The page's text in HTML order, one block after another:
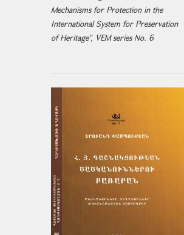
Mechanisms for Protection in the
International System for Preservation
of Heritage", VEM series No. 6